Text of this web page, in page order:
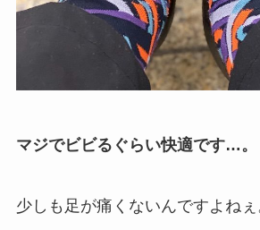
マジでビビるぐらい快適です…。
少しも足が痛くないんですよねぇ